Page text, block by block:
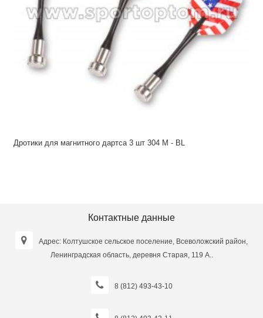
Дротики для магнитного дартса 3 шт 304 М - BL
Контактные данные
Адрес: Колтушское сельское поселение, Всеволожский район,
Ленинградская область, деревня Старая, 119 А..
8 (812) 493-43-10